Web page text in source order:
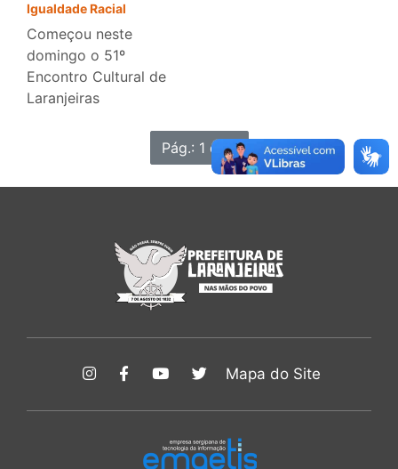
Igualdade Racial
Começou neste
domingo o 51º
Encontro Cultural de
Laranjeiras
Pág.: 1 de 1
Mapa do Site